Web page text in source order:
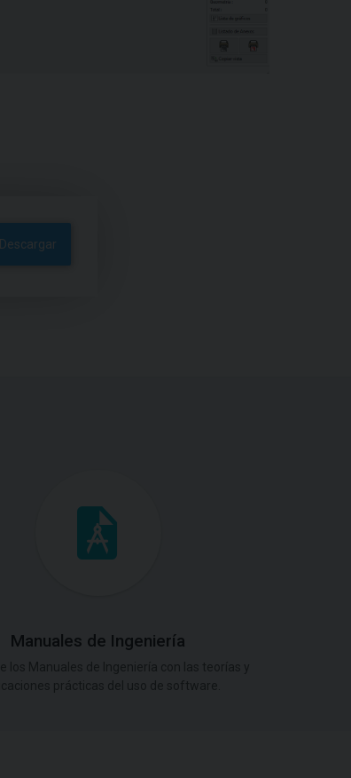
Descargar
Manuales de Ingeniería